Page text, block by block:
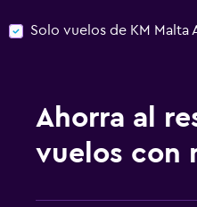
Solo vuelos de KM Malta
Ahorra al
vuelos con